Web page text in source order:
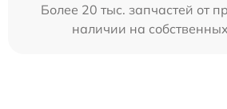
Более 20 тыс. запчастей от
наличии на